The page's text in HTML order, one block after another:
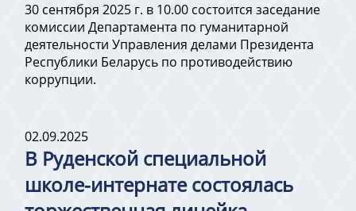
30 сентября 2025 г. в 10.00 состоится заседание
комиссии Департамента по гуманитарной
деятельности Управления делами Президента
Республики Беларусь по противодействию
коррупции.
02.09.2025
В Руденской специальной
школе-интернате состоялась